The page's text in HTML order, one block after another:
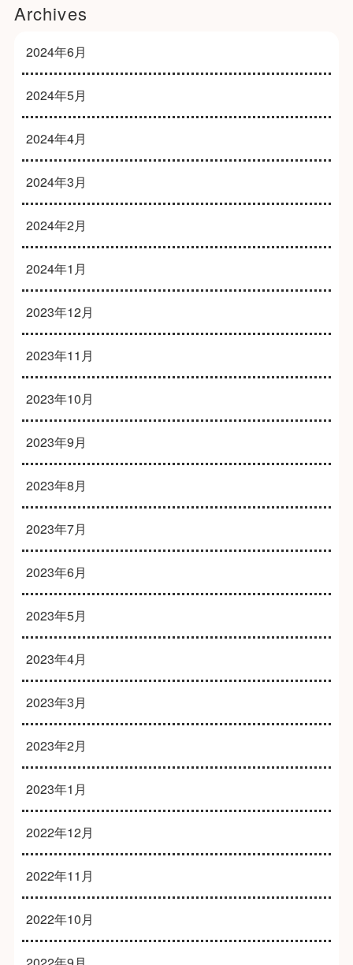
Archives
2024年6月
2024年5月
2024年4月
2024年3月
2024年2月
2024年1月
2023年12月
2023年11月
2023年10月
2023年9月
2023年8月
2023年7月
2023年6月
2023年5月
2023年4月
2023年3月
2023年2月
2023年1月
2022年12月
2022年11月
2022年10月